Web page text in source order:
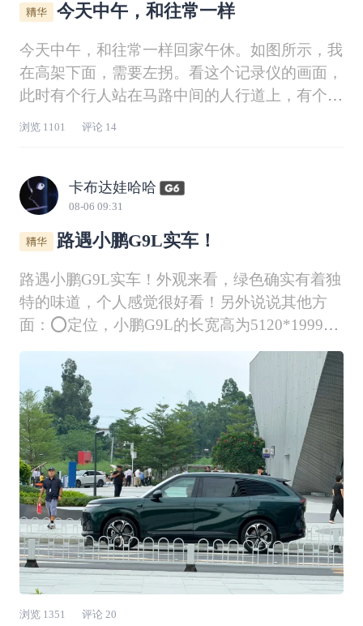
今天中午，和往常一样
今天中午，和往常一样回家午休。如图所示，我
在高架下面，需要左拐。看这个记录仪的画面，
此时有个行人站在马路中间的人行道上，有个电
动车停在高架的桥墩下面。等左转绿灯放行的时
跟前。AEB紧急刹停，还好后面没有车，既没有
碰撞
浏览 1101 评论 14
卡布达娃哈哈
08-06 09:31
路遇小鹏G9L实车！
路遇小鹏G9L实车！外观来看，绿色确实有着独
特的味道，个人感觉很好看！另外说说其他方
面：⭕定位，小鹏G9L的长宽高为5120*1999*1
782mm，轴距为3100mm，定位大型SUV。⭕电
池，提供增程/纯电两种动力，增程版采用中创
新航制造的磷酸铁锂电池，搭载的63.3度电池可
提供最高350km的纯
浏览 1351 评论 20